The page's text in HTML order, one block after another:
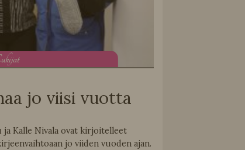
ukijat
jo viisi vuotta
ja Kalle Nivala ovat kirjoitelleet
jo viiden vuoden ajan.